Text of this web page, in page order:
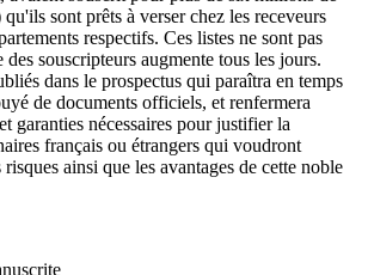
sont prêts à verser chez les receveurs
respectifs. Ces listes ne sont pas
des souscripteurs augmente tous les jours.
dans le prospectus qui paraîtra en temps
de documents officiels, et renfermera
garanties nécessaires pour justifier la
français ou étrangers qui voudront
ainsi que les avantages de cette noble